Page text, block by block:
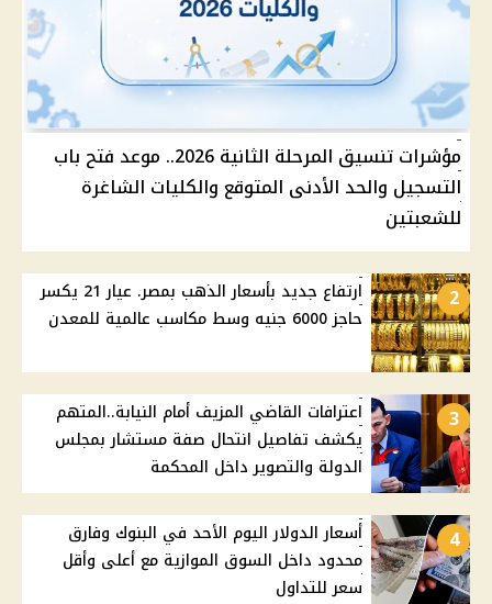
مؤشرات تنسيق المرحلة الثانية 2026.. موعد فتح باب
التسجيل والحد الأدنى المتوقع والكليات الشاغرة
للشعبتين
2
ارتفاع جديد بأسعار الذهب بمصر. عيار 21 يكسر
حاجز 6000 جنيه وسط مكاسب عالمية للمعدن
3
اعترافات القاضي المزيف أمام النيابة..المتهم
يكشف تفاصيل انتحال صفة مستشار بمجلس
الدولة والتصوير داخل المحكمة
4
أسعار الدولار اليوم الأحد في البنوك وفارق
محدود داخل السوق الموازية مع أعلى وأقل
سعر للتداول